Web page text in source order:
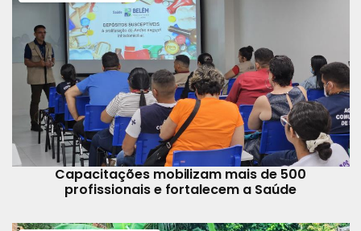
Capacitações mobilizam mais de 500
profissionais e fortalecem a Saúde